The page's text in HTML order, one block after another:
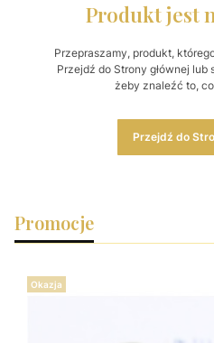
Produkt jest
Przepraszamy, produkt,
Przejdź do Strony głównej
żeby znaleźć to,
Przejdź do
Promocje
Okazja